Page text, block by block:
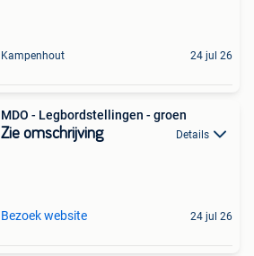
Kampenhout 24 jul 26
MDO - Legbordstellingen - groen
Zie omschrijving Details
Bezoek website 24 jul 26